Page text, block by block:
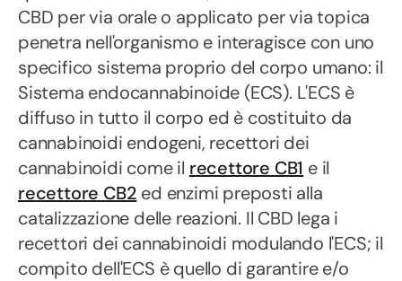
CBD per via orale o applicato per via topica
penetra nell'organismo e interagisce con uno
specifico sistema proprio del corpo umano: il
Sistema endocannabinoide (ECS). L'ECS è
diffuso in tutto il corpo ed è costituito da
cannabinoidi endogeni, recettori dei
cannabinoidi come il recettore CB1 e il
recettore CB2 ed enzimi preposti alla
catalizzazione delle reazioni. Il CBD lega i
recettori dei cannabinoidi modulando l'ECS; il
compito dell'ECS è quello di garantire e/o